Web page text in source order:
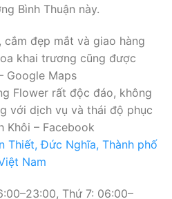
Bình Thuận này.
đẹp mắt và giao hàng
khai trương cũng được
Google Maps
Flower rất độc đáo, không
với dịch vụ và thái độ phục
Khôi – Facebook
Thiết, Đức Nghĩa, Thành phố
Nam
Thứ 7: 06:00–